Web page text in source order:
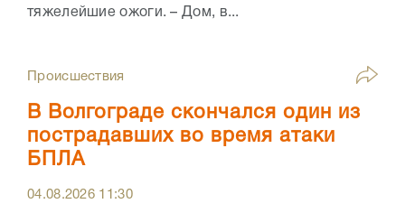
тяжелейшие ожоги. – Дом, в...
Происшествия
В Волгограде скончался один из
пострадавших во время атаки
БПЛА
04.08.2026 11:30